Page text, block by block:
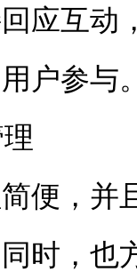
应互动
户参与。
便，并
时，也